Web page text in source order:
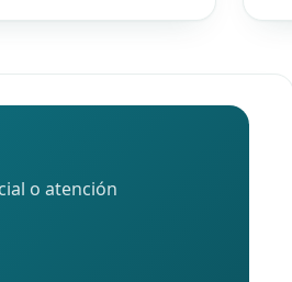
o atención